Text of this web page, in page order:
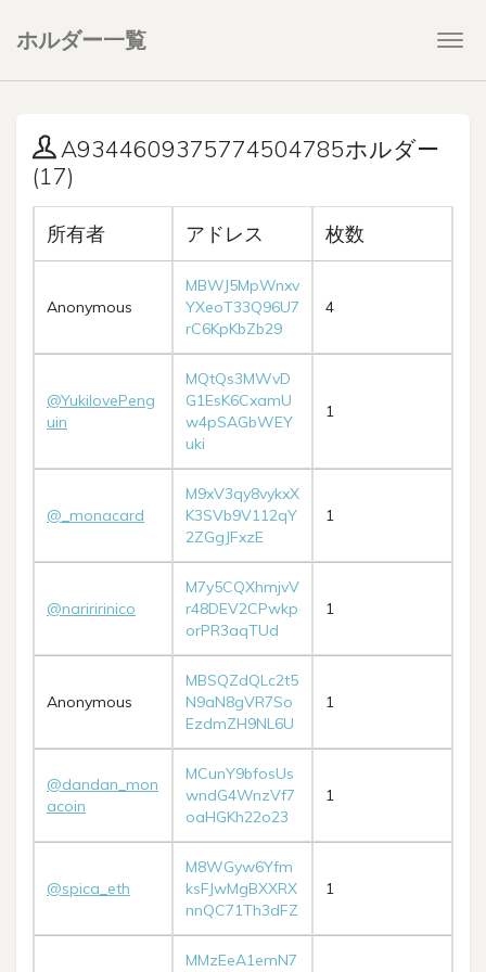
ホルダー一覧
A9344609375774504785ホルダー
(17)
所有者 アドレス 枚数
Anonymous
MBWJ5MpWnxv
YXeoT33Q96U7
rC6KpKbZb29
4
@YukilovePeng
uin
MQtQs3MWvD
G1EsK6CxamU
w4pSAGbWEY
uki
1
@_monacard
M9xV3qy8vykxX
K3SVb9V112qY
2ZGgJFxzE
1
@nariririnico
M7y5CQXhmjvV
r48DEV2CPwkp
orPR3aqTUd
1
Anonymous
MBSQZdQLc2t5
N9aN8gVR7So
EzdmZH9NL6U
1
@dandan_mon
acoin
MCunY9bfosUs
wndG4WnzVf7
oaHGKh22o23
1
@spica_eth
M8WGyw6Yfm
ksFJwMgBXXRX
nnQC71Th3dFZ
1
MMzEeA1emN7